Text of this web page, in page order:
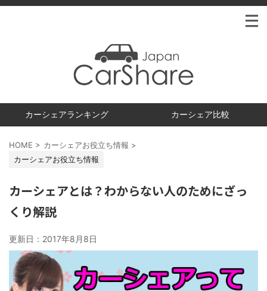
カーシェアランキング カーシェア比較
HOME > カーシェアお役立ち情報 >
カーシェアお役立ち情報
カーシェアとは？わからない人のためにざっ
くり解説
更新日： 2017年8月8日